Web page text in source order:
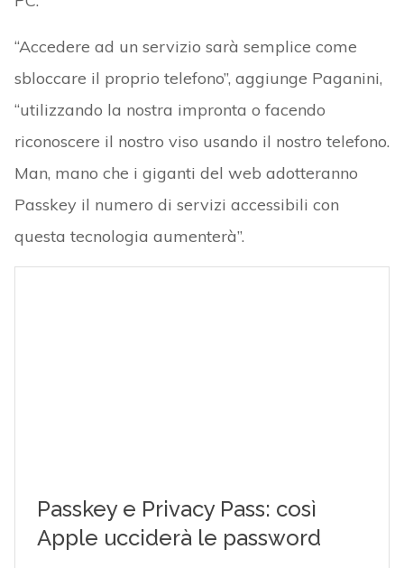
“Accedere ad un servizio sarà semplice come
sbloccare il proprio telefono”, aggiunge Paganini,
“utilizzando la nostra impronta o facendo
riconoscere il nostro viso usando il nostro telefono.
Man, mano che i giganti del web adotteranno
Passkey il numero di servizi accessibili con
questa tecnologia aumenterà”.